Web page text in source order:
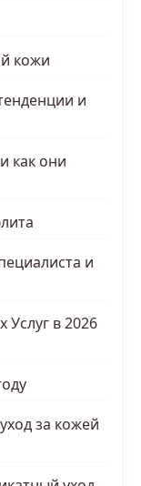
кожи
и
как они
и
Услуг в 2026
за кожей